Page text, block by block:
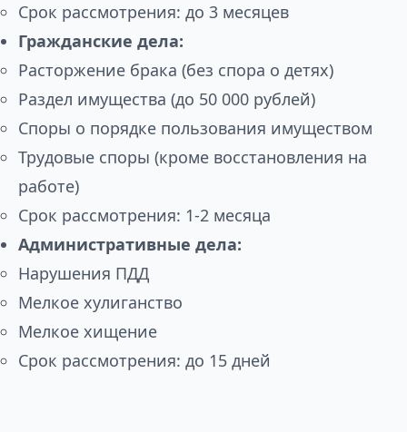
Срок рассмотрения: до 3 месяцев
Гражданские дела:
Расторжение брака (без спора о детях)
Раздел имущества (до 50 000 рублей)
Споры о порядке пользования имуществом
Трудовые споры (кроме восстановления на
работе)
Срок рассмотрения: 1-2 месяца
Административные дела:
Нарушения ПДД
Мелкое хулиганство
Мелкое хищение
Срок рассмотрения: до 15 дней